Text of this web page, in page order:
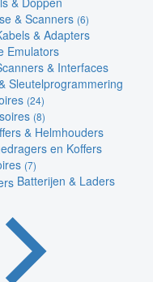
& Scanners (6)
& Adapters
Emulators
& Interfaces
Sleutelprogrammering
(24)
(8)
& Helmhouders
en Koffers
(7)
Batterijen & Laders